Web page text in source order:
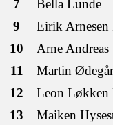
7
Bella Lunde
9
Eirik Arnesen
10
Arne
11
Martin
12
Leon Løkken
13
Maiken